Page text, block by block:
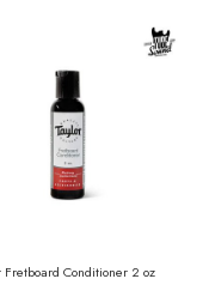
Fretboard Conditioner 2 oz